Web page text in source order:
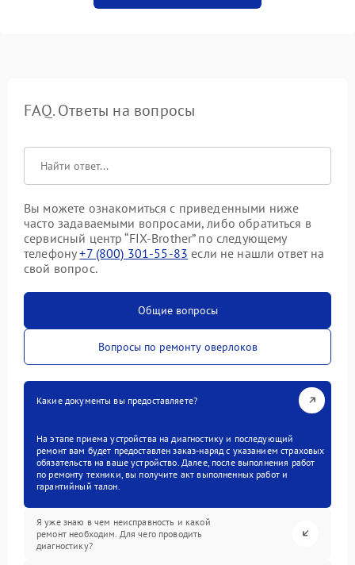
FAQ. Ответы на вопросы
Вы можете ознакомиться с приведенными ниже
часто задаваемыми вопросами, либо обратиться в
сервисный центр “FIX-Brother” по следующему
телефону+7 (800) 301-55-83 если не нашли ответ на
свой вопрос.
Общие вопросы
Вопросы по ремонту оверлоков
Какие документы вы предоставляете?
На этапе приема устройства на диагностику и последующий
ремонт вам будет предоставлен заказ-наряд с указанием страховых
обязательств на ваше устройство. Далее, после выполнения работ
по ремонту техники, вы получите акт выполненных работ и
гарантийный талон.
Я уже знаю в чем неисправность и какой
ремонт необходим. Для чего проводить
диагностику?